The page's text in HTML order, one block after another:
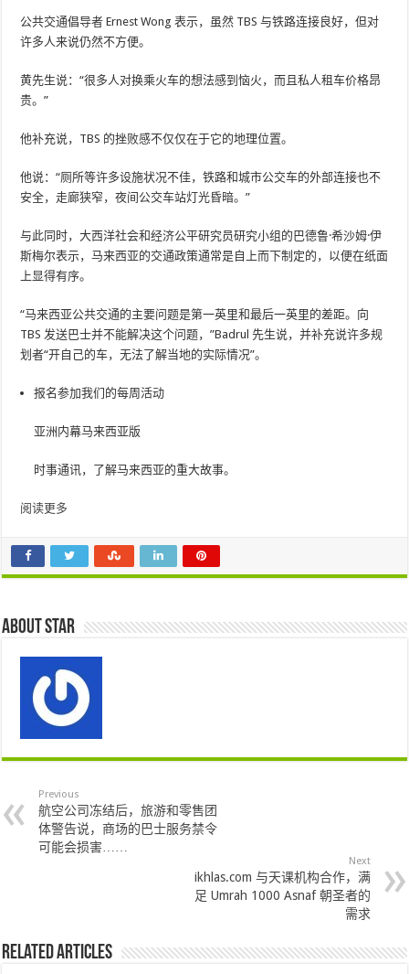
公共交通倡导者 Ernest Wong 表示，虽然 TBS 与铁路连接良好，但对
许多人来说仍然不方便。
黄先生说：“很多人对换乘火车的想法感到恼火，而且私人租车价格昂
贵。”
他补充说，TBS 的挫败感不仅仅在于它的地理位置。
他说：“厕所等许多设施状况不佳，铁路和城市公交车的外部连接也不
安全，走廊狭窄，夜间公交车站灯光昏暗。”
与此同时，大西洋社会和经济公平研究员研究小组的巴德鲁·希沙姆·伊
斯梅尔表示，马来西亚的交通政策通常是自上而下制定的，以便在纸面
上显得有序。
“马来西亚公共交通的主要问题是第一英里和最后一英里的差距。向
TBS 发送巴士并不能解决这个问题，”Badrul 先生说，并补充说许多规
划者“开自己的车，无法了解当地的实际情况”。
报名参加我们的每周活动
亚洲内幕马来西亚版
时事通讯，了解马来西亚的重大故事。
阅读更多
About star
Previous
航空公司冻结后，旅游和零售团
体警告说，商场的巴士服务禁令
可能会损害……
Next
ikhlas.com 与天课机构合作，满
足 Umrah 1000 Asnaf 朝圣者的
需求
Related Articles